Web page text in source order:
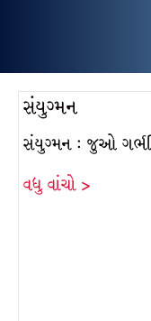
સંયુગ્મન
સંયુગ્મન : જુઓ
વધુ વાંચો >